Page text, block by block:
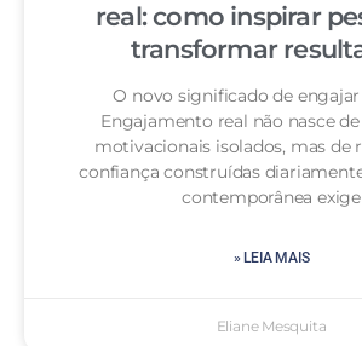
real: como inspirar
transformar
O novo significado de engajar
Engajamento real não nasce
motivacionais isolados, mas de
confiança construídas
contemporânea exige
» LEIA MAIS
Eliane Mesquita